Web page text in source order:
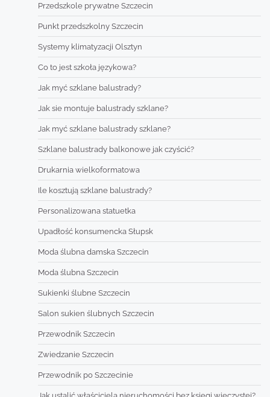
Przedszkole prywatne Szczecin
Punkt przedszkolny Szczecin
Systemy klimatyzacji Olsztyn
Co to jest szkoła językowa?
Jak myć szklane balustrady?
Jak sie montuje balustrady szklane?
Jak myć szklane balustrady szklane?
Szklane balustrady balkonowe jak czyścić?
Drukarnia wielkoformatowa
Ile kosztują szklane balustrady?
Personalizowana statuetka
Upadłość konsumencka Słupsk
Moda ślubna damska Szczecin
Moda ślubna Szczecin
Sukienki ślubne Szczecin
Salon sukien ślubnych Szczecin
Przewodnik Szczecin
Zwiedzanie Szczecin
Przewodnik po Szczecinie